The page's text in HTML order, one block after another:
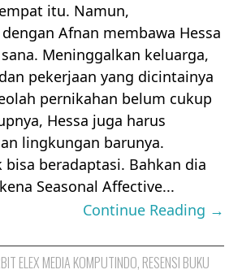
itu. Namun,
Afnan membawa Hessa
Meninggalkan keluarga,
pekerjaan yang dicintainya
pernikahan belum cukup
Hessa juga harus
lingkungan barunya.
bisa beradaptasi. Bahkan dia
Seasonal Affective...
Continue Reading →
ELEX MEDIA KOMPUTINDO, RESENSI BUKU